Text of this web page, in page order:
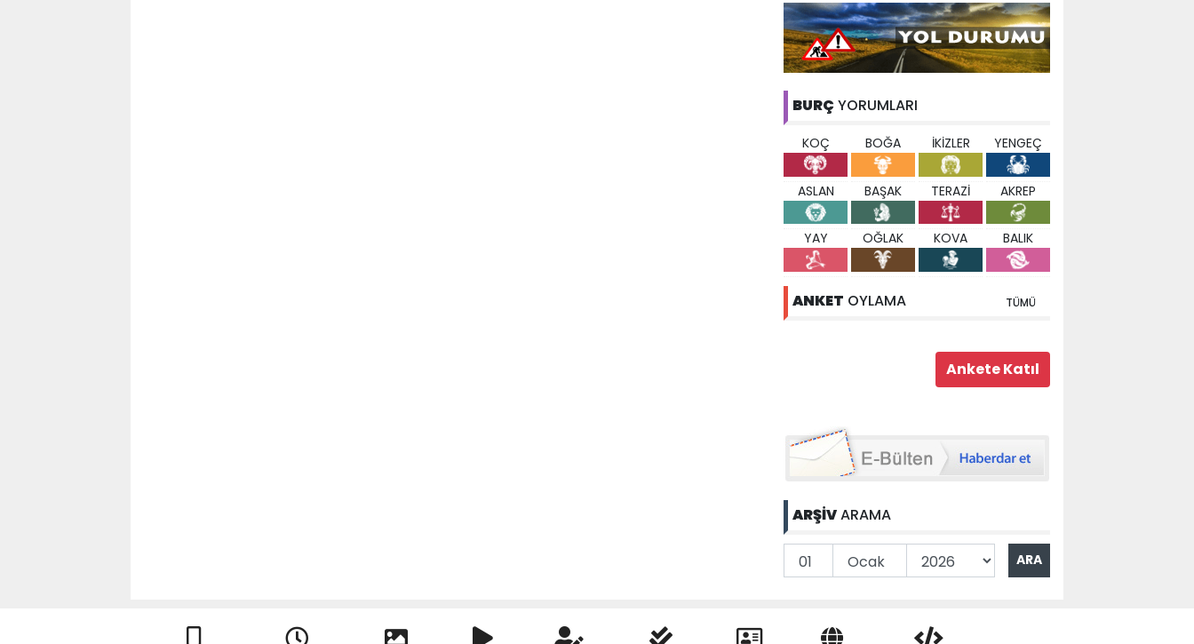
BURÇ YORUMLARI
KOÇ BOĞA İKİZLER YENGEÇ
ASLAN BAŞAK TERAZİ AKREP
YAY OĞLAK KOVA BALIK
ANKET OYLAMA TÜMÜ
ARŞİVARAMA